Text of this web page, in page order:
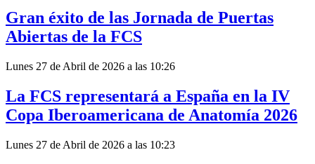
Gran éxito de las Jornada de Puertas
Abiertas de la FCS
Lunes 27 de Abril de 2026 a las 10:26
La FCS representará a España en la IV
Copa Iberoamericana de Anatomía 2026
Lunes 27 de Abril de 2026 a las 10:23